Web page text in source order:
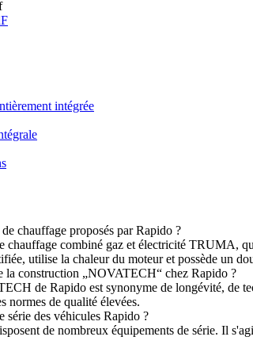
intégrée
chauffage proposés par Rapido ?
chauffage combiné gaz et électricité TRUMA,
utilise la chaleur du moteur et possède un
la construction „NOVATECH“ chez Rapido ?
de Rapido est synonyme de longévité, de
normes de qualité élevées.
série des véhicules Rapido ?
de nombreux équipements de série. Il